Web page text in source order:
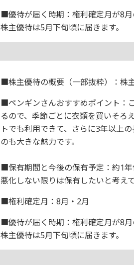
■優待が届く時期：権利確定月が8
株主優待は5月下旬頃に届きます。
■株主優待の概要（一部抜粋）：株
■ペンギンさんおすすめポイント：
るので、季節ごとに衣類を買いそろ
トでも利用できて、さらに3年以上
のも大きな魅力です。
■保有期間と今後の保有予定：約1
悪化しない限りは保有したいと考えて
■権利確定月：8月・2月
■優待が届く時期：権利確定月が8
株主優待は5月下旬頃に届きます。